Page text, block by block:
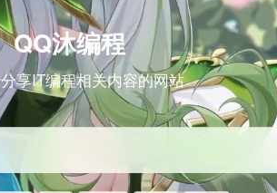
QQ沐编程
享IT编程相关内容的网站